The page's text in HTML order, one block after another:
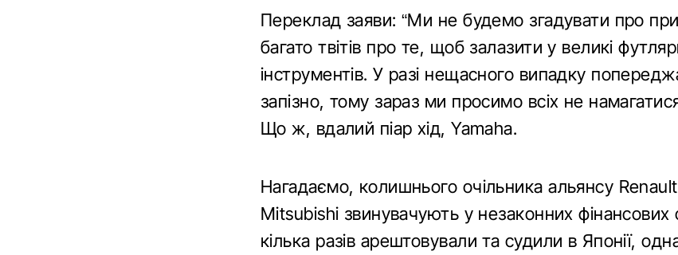
Переклад заяви: “Ми не будемо згадувати про
багато твітів про те, щоб залазити у великі
інструментів. У разі нещасного випадку
запізно, тому зараз ми просимо всіх не
Що ж, вдалий піар хід, Yamaha.
Нагадаємо, колишнього очільника альянсу
Mitsubishi звинувачують у незаконних фінансових
кілька разів арештовували та судили в Японії,